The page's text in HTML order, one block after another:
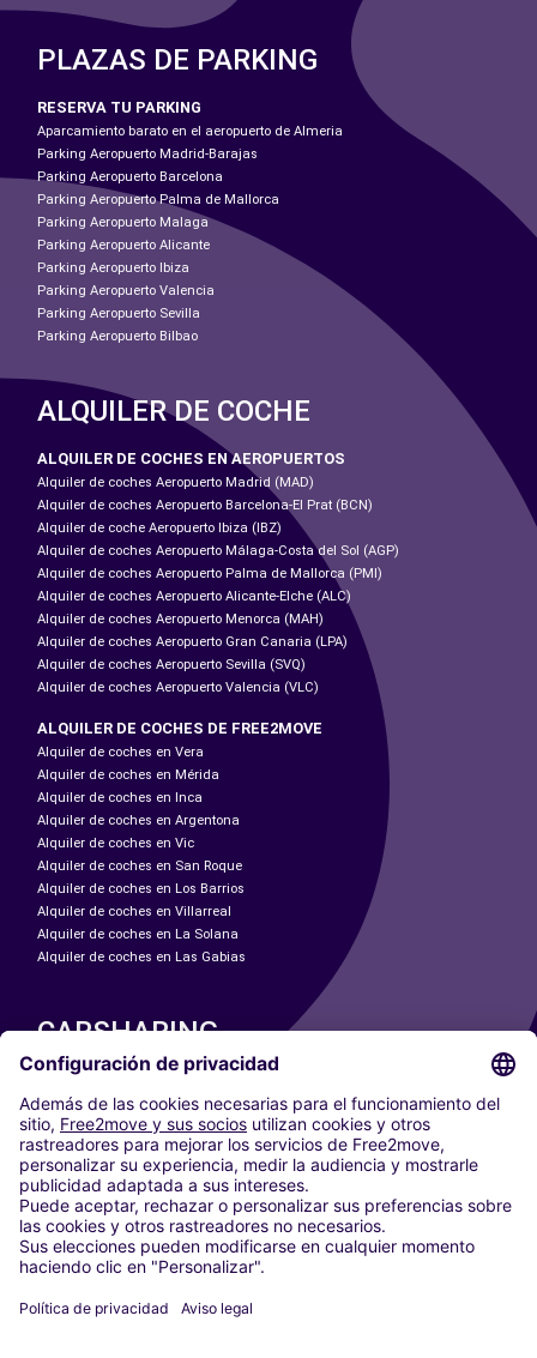
PLAZAS DE PARKING
RESERVA TU PARKING
Aparcamiento barato en el aeropuerto de Almeria
Parking Aeropuerto Madrid-Barajas
Parking Aeropuerto Barcelona
Parking Aeropuerto Palma de Mallorca
Parking Aeropuerto Malaga
Parking Aeropuerto Alicante
Parking Aeropuerto Ibiza
Parking Aeropuerto Valencia
Parking Aeropuerto Sevilla
Parking Aeropuerto Bilbao
ALQUILER DE COCHE
ALQUILER DE COCHES EN AEROPUERTOS
Alquiler de coches Aeropuerto Madrid (MAD)
Alquiler de coches Aeropuerto Barcelona-El Prat (BCN)
Alquiler de coche Aeropuerto Ibiza (IBZ)
Alquiler de coches Aeropuerto Málaga-Costa del Sol (AGP)
Alquiler de coches Aeropuerto Palma de Mallorca (PMI)
Alquiler de coches Aeropuerto Alicante-Elche (ALC)
Alquiler de coches Aeropuerto Menorca (MAH)
Alquiler de coches Aeropuerto Gran Canaria (LPA)
Alquiler de coches Aeropuerto Sevilla (SVQ)
Alquiler de coches Aeropuerto Valencia (VLC)
ALQUILER DE COCHES DE FREE2MOVE
Alquiler de coches en Vera
Alquiler de coches en Mérida
Alquiler de coches en Inca
Alquiler de coches en Argentona
Alquiler de coches en Vic
Alquiler de coches en San Roque
Alquiler de coches en Los Barrios
Alquiler de coches en Villarreal
Alquiler de coches en La Solana
Alquiler de coches en Las Gabias
CARSHARING
NUESTRAS CIUDADES
Paris
Madrid
Washington DC
Milán
Roma
Turín
Viena
Berlín
Düsseldorf